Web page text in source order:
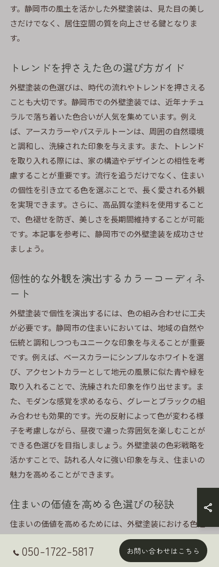
す。静岡市の風土を活かした外壁塗装は、見た目の美し
さだけでなく、居住空間の質を向上させる鍵となりま
す。
トレンドを押さえた色の選び方ガイド
外壁塗装の色選びは、時代の流れやトレンドを押さえる
ことも大切です。静岡市での外壁塗装では、近年ナチュ
ラルで落ち着いた色合いが人気を集めています。例え
ば、アースカラーやパステルトーンは、周囲の自然環境
と調和し、洗練された印象を与えます。また、トレンド
を取り入れる際には、家の構造やデザインとの相性を考
慮することが重要です。流行を追うだけでなく、住まい
の個性を引き立てる色を選ぶことで、長く愛される外観
を実現できます。さらに、高品質な塗料を使用すること
で、色褪せを防ぎ、美しさを長期間維持することが可能
です。本記事を参考に、静岡市での外壁塗装を成功させ
ましょう。
個性的な外観を演出するカラーコーディネ
ート
外壁塗装で個性を演出するには、色の組み合わせに工夫
が必要です。静岡市の住まいにおいては、地域の自然や
伝統と調和しつつもユニークな印象を与えることが重要
です。例えば、ベースカラーにシンプルなホワイトを選
び、アクセントカラーとして地元の風景に似た青や緑を
取り入れることで、洗練された印象を作り出せます。ま
た、モダンな感覚を求めるなら、グレーとブラックの組
み合わせも効果的です。光の反射によって色が変わる様
子を考慮しながら、昼夜で違った雰囲気を楽しむことが
できる色選びを目指しましょう。外壁塗装の色彩戦略を
活かすことで、訪れる人々に強い印象を与え、住まいの
魅力を高めることができます。
住まいの価値を高める色選びの秘訣
住まいの価値を高めるためには、外壁塗装における色選
びが欠かせません。静岡市では、風景や気候を考慮した
色選びが、家の寿命と美観を保つ鍵となります。明るい
050-1722-5817 お問い合わせはこちら